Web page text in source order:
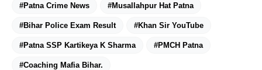
#Patna Crime News #Musallahpur Hat Patna
#Bihar Police Exam Result #Khan Sir YouTube
#Patna SSP Kartikeya K Sharma #PMCH Patna
#Coaching Mafia Bihar.